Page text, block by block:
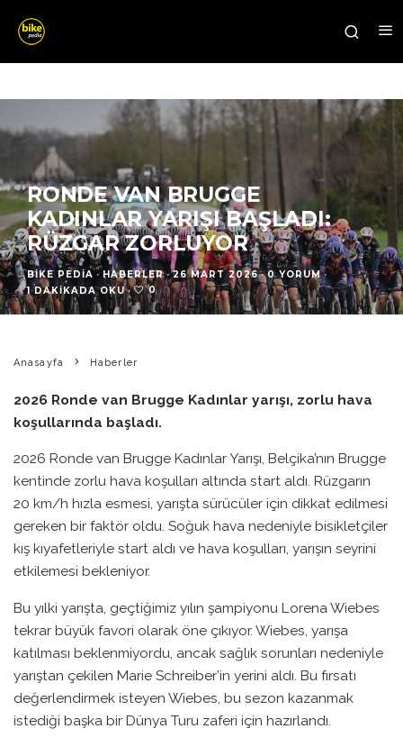
RONDE VAN BRUGGE
KADINLAR YARIŞI BAŞLADI:
RÜZGAR ZORLUYOR
BIKE PEDIA · HABERLER · 26 MART 2026 · 0 YORUM ·
1 DAKIKADA OKU · 0
Anasayfa Haberler
2026 Ronde van Brugge Kadınlar yarışı, zorlu hava
koşullarında başladı.
2026 Ronde van Brugge Kadınlar Yarışı, Belçika’nın Brugge
kentinde zorlu hava koşulları altında start aldı. Rüzgarın
20 km/h hızla esmesi, yarışta sürücüler için dikkat edilmesi
gereken bir faktör oldu. Soğuk hava nedeniyle bisikletçiler
kış kıyafetleriyle start aldı ve hava koşulları, yarışın seyrini
etkilemesi bekleniyor.
Bu yılki yarışta, geçtiğimiz yılın şampiyonu Lorena Wiebes
tekrar büyük favori olarak öne çıkıyor. Wiebes, yarışa
katılması beklenmiyordu, ancak sağlık sorunları nedeniyle
yarıştan çekilen Marie Schreiber’in yerini aldı. Bu fırsatı
değerlendirmek isteyen Wiebes, bu sezon kazanmak
istediği başka bir Dünya Turu zaferi için hazırlandı.